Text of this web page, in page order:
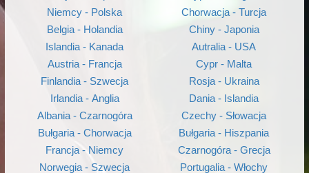
Niemcy - Polska
Belgia - Holandia
Islandia - Kanada
Austria - Francja
Finlandia - Szwecja
Irlandia - Anglia
Albania - Czarnogóra
Bułgaria - Chorwacja
Francja - Niemcy
Norwegia - Szwecja
Chorwacja - Turcja
Chiny - Japonia
Autralia - USA
Cypr - Malta
Rosja - Ukraina
Dania - Islandia
Czechy - Słowacja
Bułgaria - Hiszpania
Czarnogóra - Grecja
Portugalia - Włochy